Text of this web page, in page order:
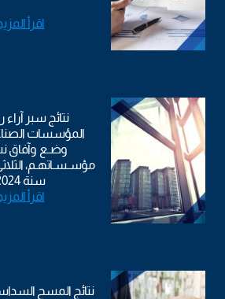
اقرأ
نتائج سبر
المؤسسات
وضـع وآفاق
مؤسـسـاتهـم،
سنة 2024
اقرأ
نتائج المسح